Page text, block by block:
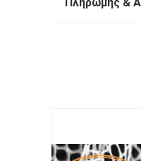
Πληρωμής &